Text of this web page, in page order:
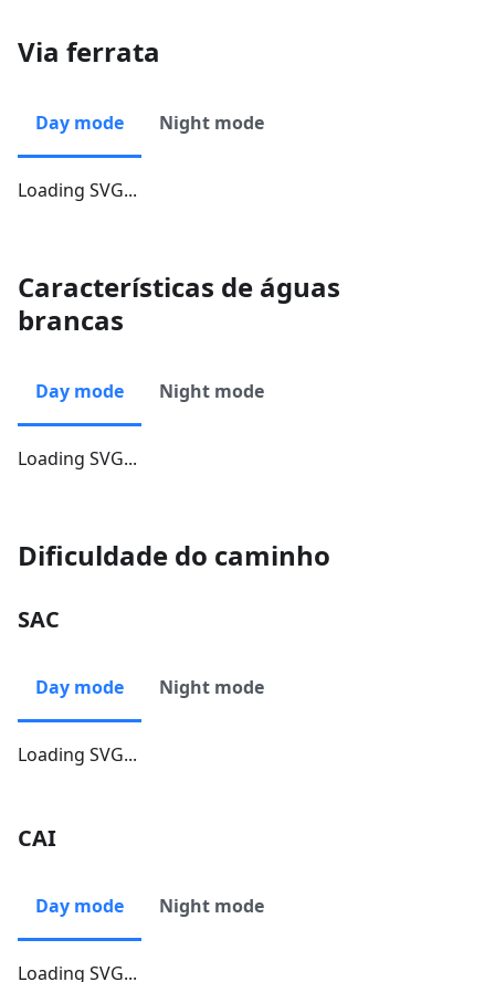
Via ferrata
Day mode Night mode
Loading SVG...
Características de águas
brancas
Day mode Night mode
Loading SVG...
Dificuldade do caminho
SAC
Day mode Night mode
Loading SVG...
CAI
Day mode Night mode
Loading SVG...